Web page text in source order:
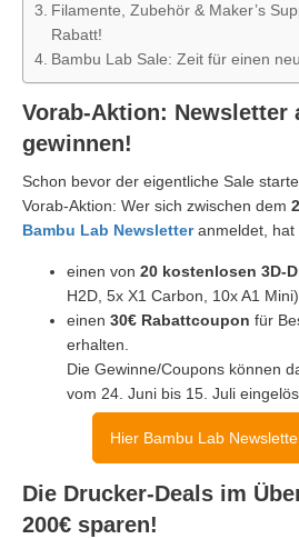
Filamente, Zubehör & Maker’s
Rabatt!
Bambu Lab Sale: Zeit für einen
Vorab-Aktion: Newsletter
gewinnen!
Schon bevor der eigentliche Sale
Vorab-Aktion: Wer sich zwischen dem
Bambu Lab Newsletteranmeldet, hat
einen von 20 kostenlosen 3D-
H2D, 5x X1 Carbon, 10x A1
einen 30€ Rabattcoupon für
erhalten.
Die Gewinne/Coupons können
vom 24. Juni bis 15. Juli
Hier Bambu Lab
Die Drucker-Deals im
200€ sparen!